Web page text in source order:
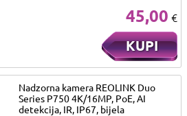
45,00 €
KUPI
Nadzorna kamera REOLINK Duo
Series P750 4K/16MP, PoE, AI
detekcija, IR, IP67, bijela